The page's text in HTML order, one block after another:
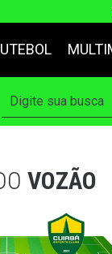
VOZÃO